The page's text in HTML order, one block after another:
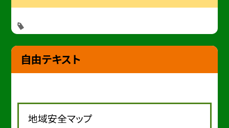
自由テキスト
地域安全マップ